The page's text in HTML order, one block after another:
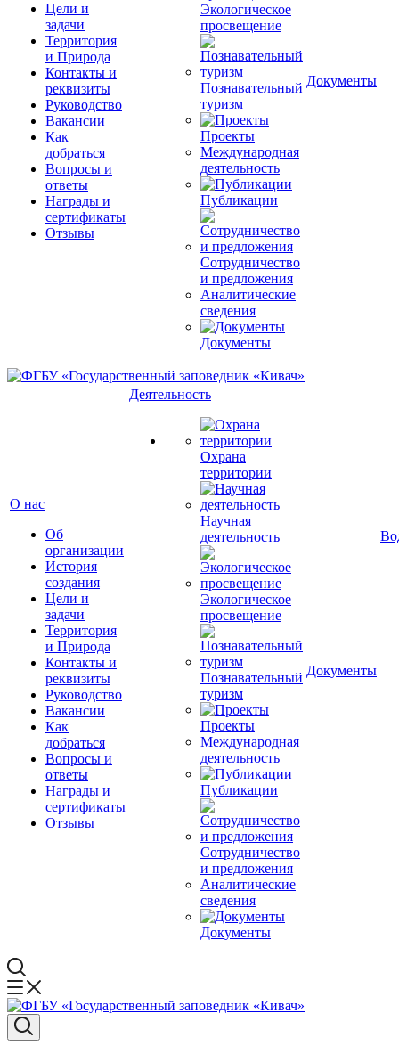
Цели и
задачи
Территория
и Природа
Контакты и
реквизиты
Руководство
Вакансии
Как
добраться
Вопросы и
ответы
Награды и
сертификаты
Отзывы
Экологическое
просвещение
Познавательный
туризм
Проекты
Международная
деятельность
Публикации
Сотрудничество
и предложения
Аналитические
сведения
Документы
Документы
О нас
Об
организации
История
создания
Цели и
задачи
Территория
и Природа
Контакты и
реквизиты
Руководство
Вакансии
Как
добраться
Вопросы и
ответы
Награды и
сертификаты
Отзывы
Деятельность
Охрана
территории
Научная
деятельность
Экологическое
просвещение
Познавательный
туризм
Проекты
Международная
деятельность
Публикации
Сотрудничество
и предложения
Аналитические
сведения
Документы
Документы